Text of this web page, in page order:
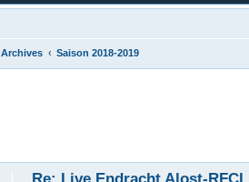
Archives Saison 2018-2019
Re: Live Endracht Alost-RFCL